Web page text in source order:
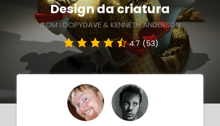
Design da criatura
COM LOOPYDAVE & KENNETH ANDERSON
4.7 (53)